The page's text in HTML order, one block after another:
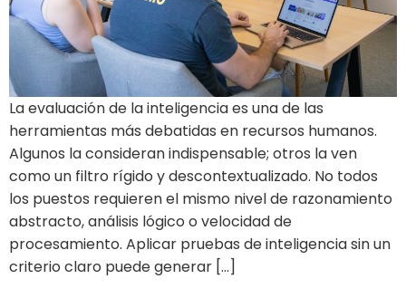
La evaluación de la inteligencia es una de las
herramientas más debatidas en recursos humanos.
Algunos la consideran indispensable; otros la ven
como un filtro rígido y descontextualizado. No todos
los puestos requieren el mismo nivel de razonamiento
abstracto, análisis lógico o velocidad de
procesamiento. Aplicar pruebas de inteligencia sin un
criterio claro puede generar […]